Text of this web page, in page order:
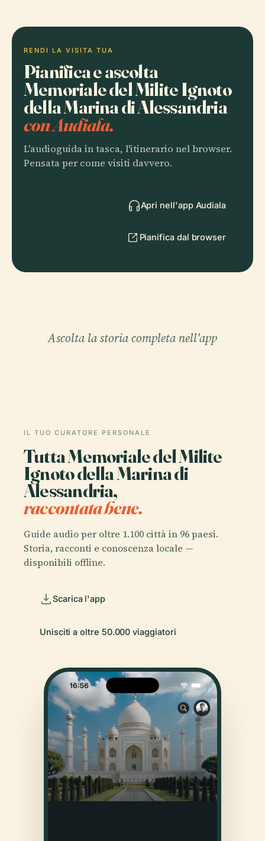
RENDI LA VISITA TUA
Pianifica e ascolta
Memoriale del Milite Ignoto
della Marina di Alessandria
con Audiala.
L'audioguida in tasca, l'itinerario nel browser.
Pensata per come visiti davvero.
Apri nell'app Audiala
Pianifica dal browser
Ascolta la storia completa nell'app
IL TUO CURATORE PERSONALE
Tutta Memoriale del Milite
Ignoto della Marina di
Alessandria,
raccontata bene.
Guide audio per oltre 1.100 città in 96 paesi.
Storia, racconti e conoscenza locale —
disponibili offline.
Scarica l'app
Unisciti a oltre 50.000 viaggiatori